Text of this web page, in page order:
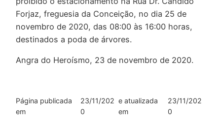
Forjaz, freguesia da Conceição, no dia 25 de
novembro de 2020, das 08:00 às 16:00 horas,
destinados a poda de árvores.
Angra do Heroísmo, 23 de novembro de 2020.
Página publicada
em
23/11/202
0
e atualizada
em
23/11/202
0